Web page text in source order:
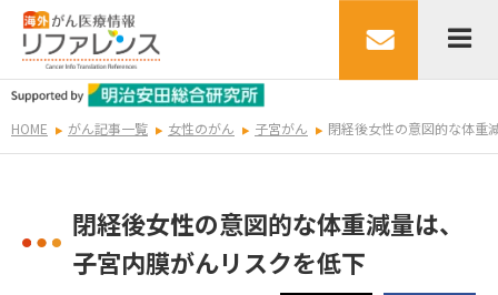
HOME がん記事一覧 女性のがん 子宮がん 閉経後女性の意図的な体重
閉経後女性の意図的な体重減量は、
子宮内膜がんリスクを低下